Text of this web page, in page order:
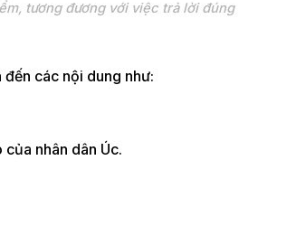
tương đương với việc trả lời đúng
các nội dung như:
nhân dân Úc.